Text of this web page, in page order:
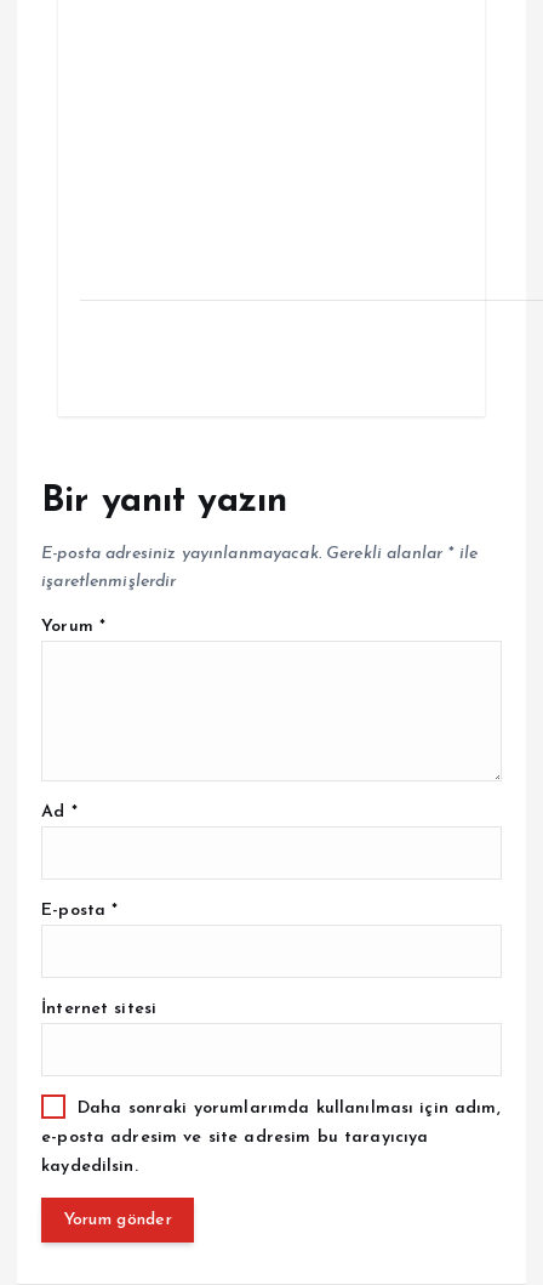
Bir yanıt yazın
E-posta adresiniz yayınlanmayacak. Gerekli alanlar *ile
işaretlenmişlerdir
Yorum *
Ad *
E-posta*
İnternet sitesi
Daha sonraki yorumlarımda kullanılması için adım,
e-posta adresim ve site adresim bu tarayıcıya
kaydedilsin.